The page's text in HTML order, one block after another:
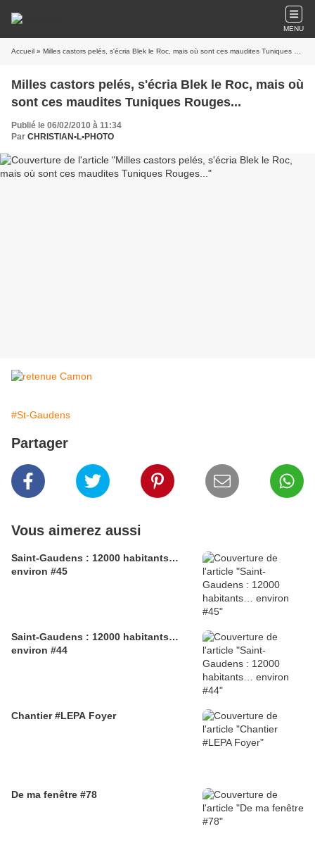
MENU
Accueil » Milles castors pelés, s'écria Blek le Roc, mais où sont ces maudites Tuniques Rouges...
Milles castors pelés, s'écria Blek le Roc, mais où
sont ces maudites Tuniques Rouges...
Publié le 06/02/2010 à 11:34
Par CHRISTIAN•L•PHOTO
#St-Gaudens
Partager
Vous aimerez aussi
Saint-Gaudens : 12000 habitants…
environ #45
Saint-Gaudens : 12000 habitants…
environ #44
Chantier #LEPA Foyer
De ma fenêtre #78